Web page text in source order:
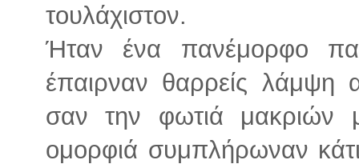
τουλάχιστον.
Ήταν ένα πανέμορφο
έπαιρναν θαρρείς
σαν την φωτιά μακριών
ομορφιά συμπλήρωναν